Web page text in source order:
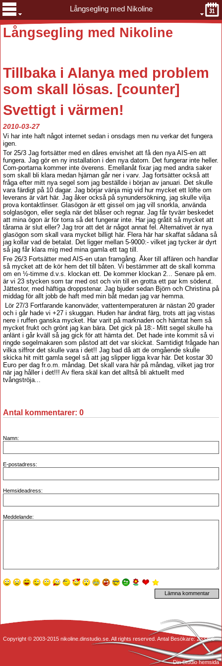
Långsegling med Nikoline
Långsegling med Nikoline
Tillbaka i Alanya med problem
som skall lösas. [counter]
Svettigt i värmen!
2010-03-27
Vi har inte haft något internet sedan i onsdags men nu verkar det fungera
igen.
Tor 25/3 Jag fortsätter med en dåres envishet att få den nya AIS-en att
fungera. Jag gör en ny installation i den nya datorn. Det fungerar inte heller.
Com-portarna kommer inte överens. Emellanåt fixar jag med andra saker
som skall bli klara medan hjärnan går ner i varv. Jag fortsätter också att
fråga efter mitt nya segel som jag beställde i början av januari. Det skulle
vara färdigt på 10 dagar. Jag börjar vänja mig vid hur mycket ett löfte om
leverans är värt här. Jag åker också på synundersökning, jag skulle vilja
prova kontaktlinser. Glasögon är ett gissel om jag vill snorkla, använda
solglasögon, eller segla när det blåser och regnar. Jag får tyvärr beskedet
att mina ögon är för torra så det fungerar inte. Har jag gråtit så mycket att
tårarna är slut eller? Jag tror att det är något annat fel. Alternativet är nya
glasögon som skall vara mycket billigt här. Flera här har skaffat sådana så
jag kollar vad de betalat. Det ligger mellan 5-9000:- vilket jag tycker är dyrt
så jag får klara mig med mina gamla ett tag till.
Fre 26/3 Fortsätter med AIS-en utan framgång. Åker till affären och handlar
så mycket att de kör hem det till båten. Vi bestämmer att de skall komma
om en ½-timme d.v.s. klockan ett. De kommer klockan 2... Senare på em.
är vi 23 stycken som tar med ost och vin till en grotta ett par km söderut.
Jättestor, med häftiga droppstenar. Jag bjuder sedan Björn och Christina på
middag för allt jobb de haft med min båt medan jag var hemma.
Lör 27/3 Fortfarande kanonväder, vattentemperaturen är nästan 20 grader
och i går hade vi +27 i skuggan. Huden har ändrat färg, trots att jag vistas
nere i ruffen ganska mycket. Har varit på marknaden och hämtat hem så
mycket frukt och grönt jag kan bära. Det gick på 18:- Mitt segel skulle ha
anlänt i går kväll så jag gick för att hämta det. Det hade inte kommit så vi
ringde segelmakaren som påstod att det var skickat. Samtidigt frågade han
vilka siffror det skulle vara i det!! Jag bad då att de omgående skulle
skicka hit mitt gamla segel så att jag slipper ligga kvar här. Det kostar 30
Euro per dag fr.o.m. måndag. Det skall vara här på måndag, vilket jag tror
när jag håller i det!!! Av flera skäl kan det alltså bli aktuellt med
tvångströja...
Antal kommentarer: 0
Namn:
E-postadress:
Hemsideadress:
Meddelande:
Copyright © 2003-2015 nikoline.dinstudio.se. All rights reserved. Antal Besökare: 233306
Din Studio hemsida